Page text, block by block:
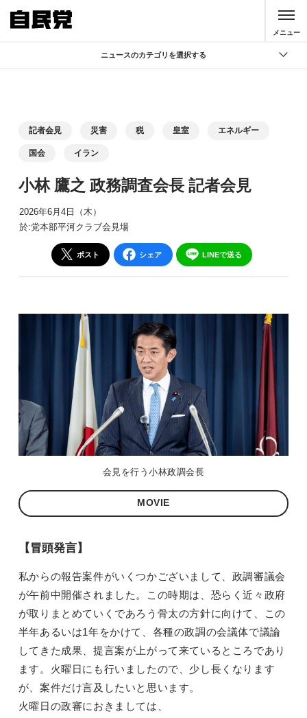
メニュー
ニュースのカテゴリを選択する
記者会見
記者会見 災害 税 皇室 エネルギー
国会 イラン
小林 鷹之 政務調査会長 記者会見
2026年6月4日（木）
於:党本部平河クラブ会見場
ポスト シェア LINEで送る
会見を行う小林政調会長
MOVIE
【冒頭発言】
私からの報告案件がいくつかございまして、政調審議会
が午前中開催されました。この時期は、恐らく近々政府
が取りまとめていくであろう骨太の方針に向けて、この
半年あるいは1年をかけて、各種の政調の会議体で議論
してきた成果、提言案が上がって来ているところであり
ます。火曜日にも行いましたので、少し長くなります
が、案件だけ言及したいと思います。
火曜日の政審におきましては、